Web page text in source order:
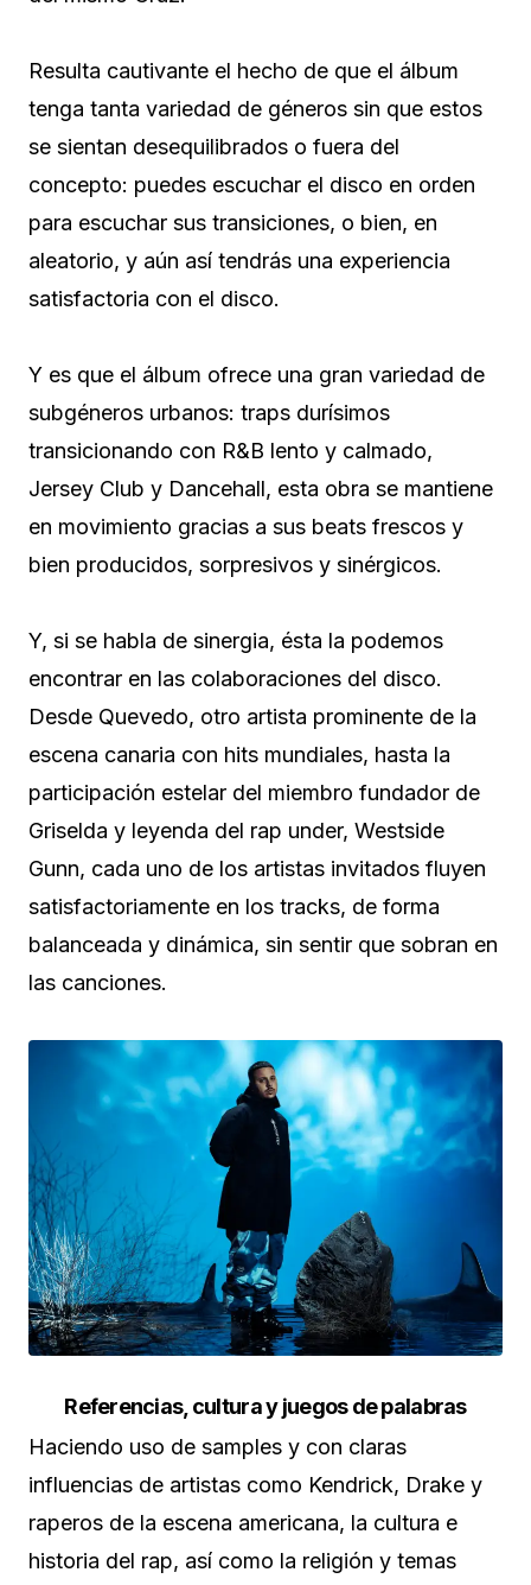
Resulta cautivante el hecho de que el álbum
tenga tanta variedad de géneros sin que estos
se sientan desequilibrados o fuera del
concepto: puedes escuchar el disco en orden
para escuchar sus transiciones, o bien, en
aleatorio, y aún así tendrás una experiencia
satisfactoria con el disco.
Y es que el álbum ofrece una gran variedad de
subgéneros urbanos: traps durísimos
transicionando con R&B lento y calmado,
Jersey Club y Dancehall, esta obra se mantiene
en movimiento gracias a sus beats frescos y
bien producidos, sorpresivos y sinérgicos.
Y, si se habla de sinergia, ésta la podemos
encontrar en las colaboraciones del disco.
Desde Quevedo, otro artista prominente de la
escena canaria con hits mundiales, hasta la
participación estelar del miembro fundador de
Griselda y leyenda del rap under, Westside
Gunn, cada uno de los artistas invitados fluyen
satisfactoriamente en los tracks, de forma
balanceada y dinámica, sin sentir que sobran en
las canciones.
Referencias, cultura y juegos de palabras
Haciendo uso de samples y con claras
influencias de artistas como Kendrick, Drake y
raperos de la escena americana, la cultura e
historia del rap, así como la religión y temas